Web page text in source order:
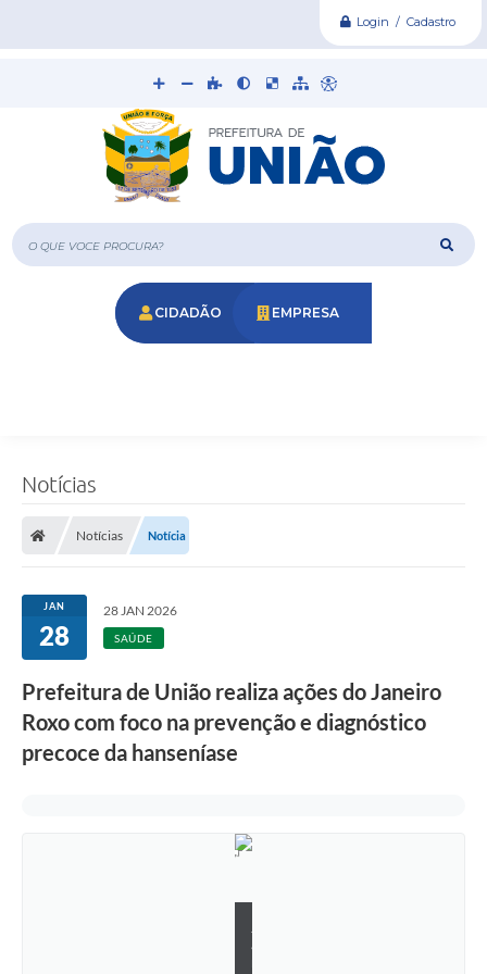
Login / Cadastro
O que voce procura?
CIDADÃO EMPRESA
Notícias
Notícias Notícia
JAN
28
28 JAN 2026
SAÚDE
Prefeitura de União realiza ações do Janeiro
Roxo com foco na prevenção e diagnóstico
precoce da hanseníase
a